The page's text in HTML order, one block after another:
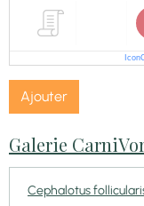
Ajouter
Galerie
Cephalotus